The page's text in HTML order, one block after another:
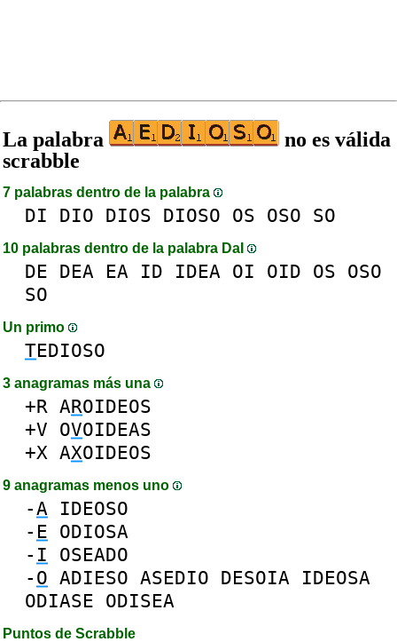
La palabra
no es válida
scrabble
7 palabras dentro de la palabra
DI DIO DIOS DIOSO OS OSO SO
10 palabras dentro de la palabra DaI
DE DEA EA ID IDEA OI OID OS OSO
SO
Un primo
TEDIOSO
3 anagramas más una
+R AROIDEOS
+V OVOIDEAS
+X AXOIDEOS
9 anagramas menos uno
-A IDEOSO
- E ODIOSA
- I
OSEADO
- O ADIESO ASEDIO DESOIA IDEOSA
ODIASE ODISEA
Puntos de Scrabble